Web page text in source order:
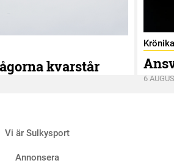
kvarstår
Krönika
6
Vi är Sulkysport
Annonsera